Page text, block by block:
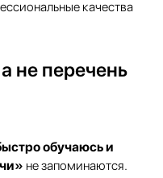
качества
не перечень
обучаюсь и
не запоминаются.